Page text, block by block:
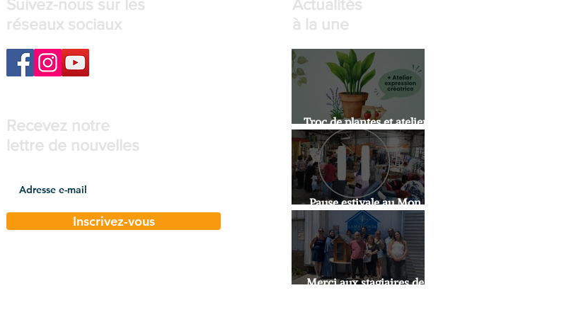
Suivez-nous sur les
réseaux sociaux
Recevez notre
lettre de nouvelles
Inscrivez-vous
Actualités
à la une
Troc de plantes et atelier
expression artistique
Pause estivale au Mon
Doux Café
Merci aux stagiaires de